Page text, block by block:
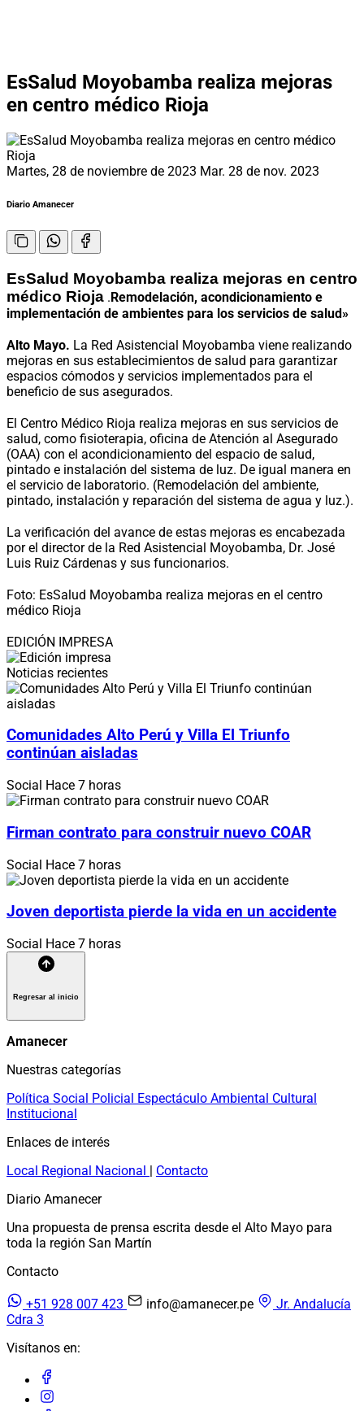
EsSalud Moyobamba realiza mejoras
en centro médico Rioja
Martes, 28 de noviembre de 2023 Mar. 28 de nov. 2023
Diario Amanecer
EsSalud Moyobamba realiza mejoras en centro
médico Rioja .Remodelación, acondicionamiento e
implementación de ambientes para los servicios de salud»
Alto Mayo. La Red Asistencial Moyobamba viene realizando
mejoras en sus establecimientos de salud para garantizar
espacios cómodos y servicios implementados para el
beneficio de sus asegurados.
El Centro Médico Rioja realiza mejoras en sus servicios de
salud, como fisioterapia, oficina de Atención al Asegurado
(OAA) con el acondicionamiento del espacio de salud,
pintado e instalación del sistema de luz. De igual manera en
el servicio de laboratorio. (Remodelación del ambiente,
pintado, instalación y reparación del sistema de agua y luz.).
La verificación del avance de estas mejoras es encabezada
por el director de la Red Asistencial Moyobamba, Dr. José
Luis Ruiz Cárdenas y sus funcionarios.
Foto: EsSalud Moyobamba realiza mejoras en el centro
médico Rioja
EDICIÓN IMPRESA
Noticias recientes
Comunidades Alto Perú y Villa El Triunfo
continúan aisladas
Social Hace 7 horas
Firman contrato para construir nuevo COAR
Social Hace 7 horas
Joven deportista pierde la vida en un accidente
Social Hace 7 horas
Regresar al inicio
Amanecer
Nuestras categorías
Política Social Policial Espectáculo Ambiental Cultural
Institucional
Enlaces de interés
Local Regional Nacional | Contacto
Diario Amanecer
Una propuesta de prensa escrita desde el Alto Mayo para
toda la región San Martín
Contacto
+51 928 007 423 info@amanecer.pe
Jr. Andalucía
Cdra 3
Visítanos en: